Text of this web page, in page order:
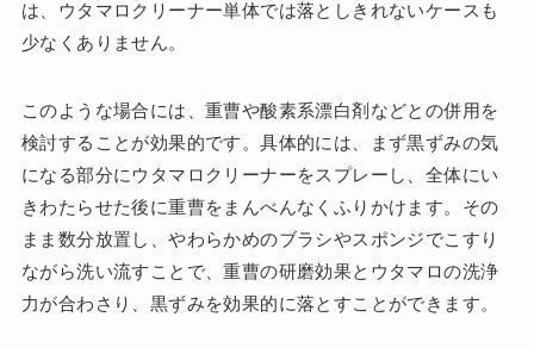
は、ウタマロクリーナー単体では落としきれないケースも
少なくありません。
このような場合には、重曹や酸素系漂白剤などとの併用を
検討することが効果的です。具体的には、まず黒ずみの気
になる部分にウタマロクリーナーをスプレーし、全体にい
きわたらせた後に重曹をまんべんなくふりかけます。その
まま数分放置し、やわらかめのブラシやスポンジでこすり
ながら洗い流すことで、重曹の研磨効果とウタマロの洗浄
力が合わさり、黒ずみを効果的に落とすことができます。